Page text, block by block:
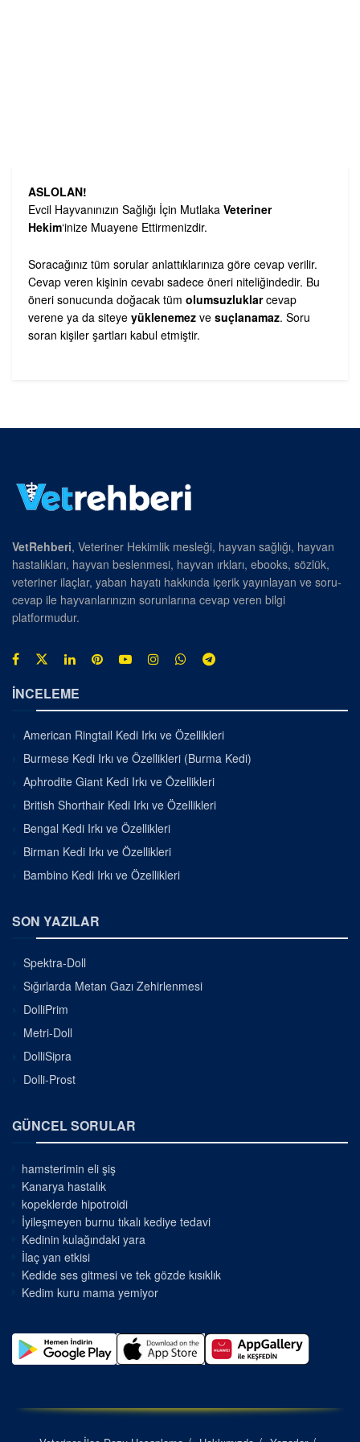
ASLOLAN!
Evcil Hayvanınızın Sağlığı İçin Mutlaka Veteriner
Hekim‘inize Muayene Ettirmenizdir.
Soracağınız tüm sorular anlattıklarınıza göre cevap verilir.
Cevap veren kişinin cevabı sadece öneri niteliğindedir. Bu
öneri sonucunda doğacak tüm olumsuzluklarcevap
verene ya da siteye yüklenemez ve suçlanamaz. Soru
soran kişiler şartları kabul etmiştir.
VetRehberi, Veteriner Hekimlik mesleği, hayvan sağlığı, hayvan
hastalıkları, hayvan beslenmesi, hayvan ırkları, ebooks, sözlük,
veteriner ilaçlar, yaban hayatı hakkında içerik yayınlayan ve soru-
cevap ile hayvanlarınızın sorunlarına cevap veren bilgi
platformudur.
İNCELEME
American Ringtail Kedi Irkı ve Özellikleri
Burmese Kedi Irkı ve Özellikleri (Burma Kedi)
Aphrodite Giant Kedi Irkı ve Özellikleri
British Shorthair Kedi Irkı ve Özellikleri
Bengal Kedi Irkı ve Özellikleri
Birman Kedi Irkı ve Özellikleri
Bambino Kedi Irkı ve Özellikleri
SON YAZILAR
Spektra-Doll
Sığırlarda Metan Gazı Zehirlenmesi
DolliPrim
Metri-Doll
DolliSipra
Dolli-Prost
GÜNCEL SORULAR
hamsterimin eli şiş
Kanarya hastalık
kopeklerde hipotroidi
İyileşmeyen burnu tıkalı kediye tedavi
Kedinin kulağındaki yara
İlaç yan etkisi
Kedide ses gitmesi ve tek gözde kısıklık
Kedim kuru mama yemiyor